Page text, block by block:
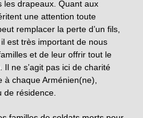
les drapeaux. Quant aux
une attention toute
remplacer la perte d’un fils,
est très important de nous
et de leur offrir tout le
ne s’agit pas ici de charité
à chaque Arménien(ne),
de résidence.